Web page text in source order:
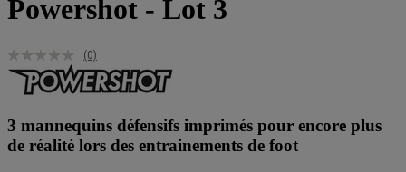
Powershot - Lot 3
(0)
3 mannequins défensifs imprimés pour encore plus
de réalité lors des entrainements de foot